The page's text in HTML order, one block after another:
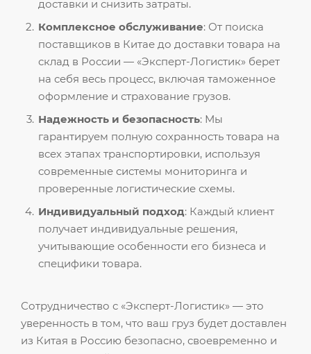
доставки и снизить затраты.
Комплексное обслуживание: От поиска
поставщиков в Китае до доставки товара на
склад в России — «Эксперт-Логистик» берет
на себя весь процесс, включая таможенное
оформление и страхование грузов.
Надежность и безопасность: Мы
гарантируем полную сохранность товара на
всех этапах транспортировки, используя
современные системы мониторинга и
проверенные логистические схемы.
Индивидуальный подход: Каждый клиент
получает индивидуальные решения,
учитывающие особенности его бизнеса и
специфики товара.
Сотрудничество с «Эксперт-Логистик» — это
уверенность в том, что ваш груз будет доставлен
из Китая в Россию безопасно, своевременно и